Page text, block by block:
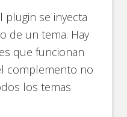
plugin se inyecta
de un tema. Hay
que funcionan
complemento no
los temas